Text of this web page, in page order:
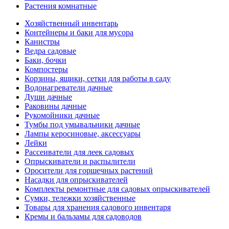
Растения комнатные
Хозяйственный инвентарь
Контейнеры и баки для мусора
Канистры
Ведра садовые
Баки, бочки
Компостеры
Корзины, ящики, сетки для работы в саду
Водонагреватели дачные
Души дачные
Раковины дачные
Рукомойники дачные
Тумбы под умывальники дачные
Лампы керосиновые, аксессуары
Лейки
Рассеиватели для леек садовых
Опрыскиватели и распылители
Оросители для горшечных растений
Насадки для опрыскивателей
Комплекты ремонтные для садовых опрыскивателей
Сумки, тележки хозяйственные
Товары для хранения садового инвентаря
Кремы и бальзамы для садоводов